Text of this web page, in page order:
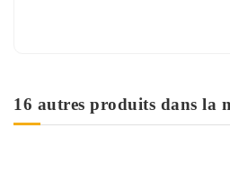
16 autres produits dans la